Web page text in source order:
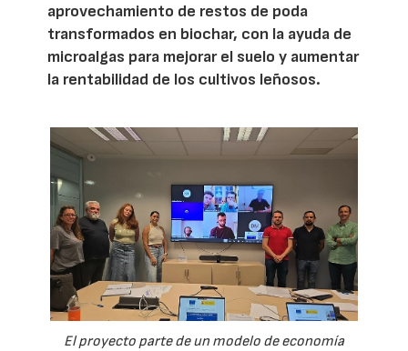
aprovechamiento de restos de poda
transformados en biochar, con la ayuda de
microalgas para mejorar el suelo y aumentar
la rentabilidad de los cultivos leñosos.
El proyecto parte de un modelo de economía